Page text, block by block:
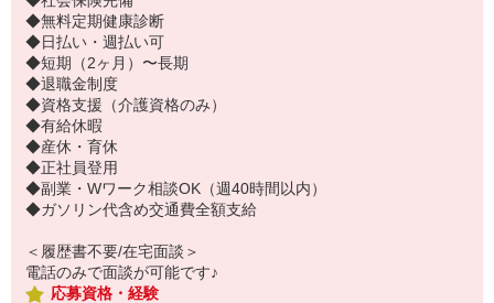
◆無料定期健康診断
◆日払い・週払い可
◆短期（2ヶ月）〜長期
◆退職金制度
◆資格支援（介護資格のみ）
◆有給休暇
◆産休・育休
◆正社員登用
◆副業・Wワーク相談OK（週40時間以内）
◆ガソリン代含め交通費全額支給
＜履歴書不要/在宅面談＞
電話のみで面談が可能です♪
応募資格・経験